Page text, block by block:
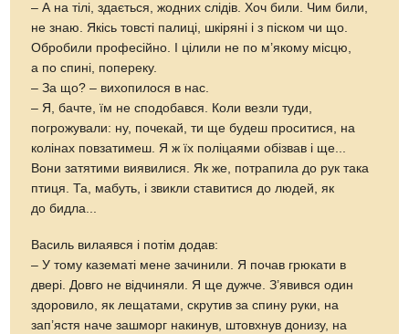
– А на тілі, здається, жодних слідів. Хоч били. Чим били,
не знаю. Якісь товсті палиці, шкіряні і з піском чи що.
Обробили професійно. І цілили не по м’якому місцю,
а по спині, попереку.
– За що? – вихопилося в нас.
– Я, бачте, їм не сподобався. Коли везли туди,
погрожували: ну, почекай, ти ще будеш проситися, на
колінах повзатимеш. Я ж їх поліцаями обізвав і ще...
Вони затятими виявилися. Як же, потрапила до рук така
птиця. Та, мабуть, і звикли ставитися до людей, як
до бидла...
Василь вилаявся і потім додав:
– У тому казематі мене зачинили. Я почав грюкати в
двері. Довго не відчиняли. Я ще дужче. З’явився один
здоровило, як лещатами, скрутив за спину руки, на
зап’ястя наче зашморг накинув, штовхнув донизу, на